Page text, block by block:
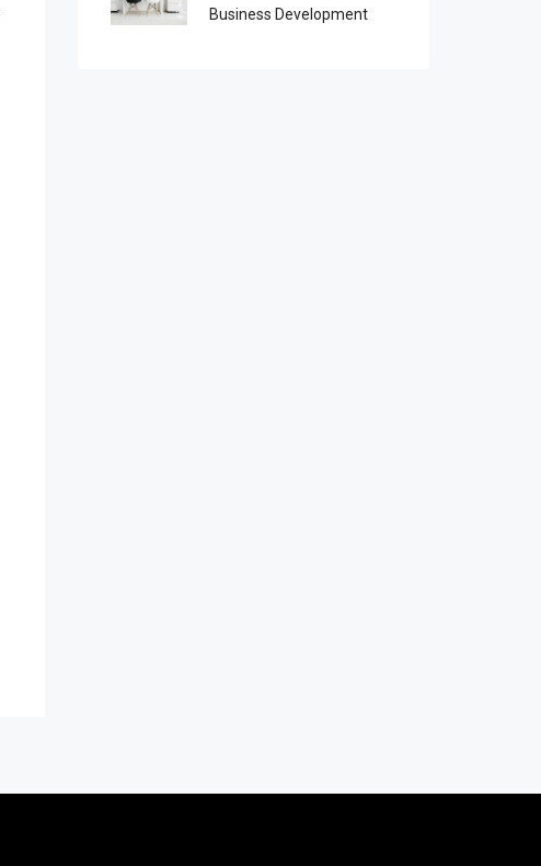
Business Development